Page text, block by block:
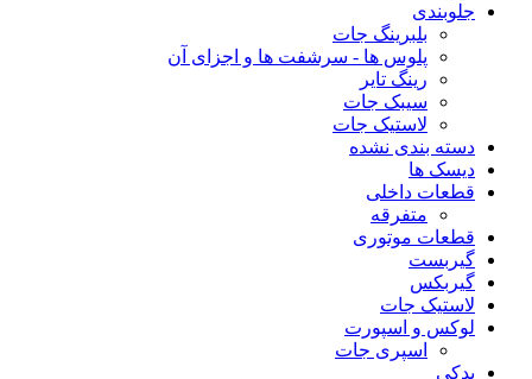
جلوبندی
بلبرینگ جات
پلوس ها - سرشفت ها و اجزای آن
رینگ تایر
سیبک جات
لاستیک جات
دسته بندی نشده
دیسک ها
قطعات داخلی
متفرقه
قطعات موتوری
گیربست
گیربکس
لاستیک جات
لوکس و اسپورت
اسپری جات
یدکی